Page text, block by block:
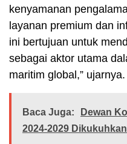
kenyamanan
layanan premium dan
ini bertujuan untuk
sebagai aktor utama
maritim global,” ujarnya.
Baca Juga:
Dewan
2024-2029 Dikukuhkan